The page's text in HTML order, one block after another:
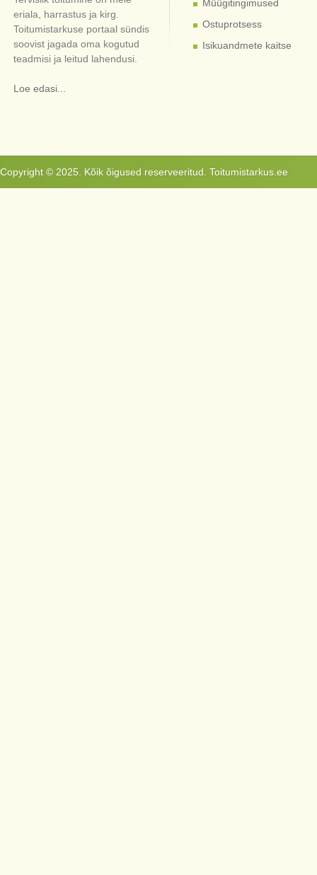
eriala, harrastus ja kirg.
Toitumistarkuse portaal sündis
soovist jagada oma kogutud
teadmisi ja leitud lahendusi.
Loe edasi...
Müügitingimused
Ostuprotsess
Isikuandmete kaitse
Copyright © 2025. Kõik õigused reserveeritud. Toitumistarkus.ee